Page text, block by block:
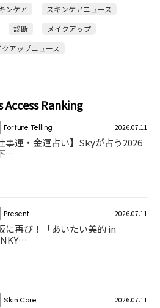
ンケア
スキンケアニュース
診断
メイクアップ
クアップニュース
Access Ranking
Fortune Telling 2026.07.11
事運・金運占い】Skyが占う2026
…
Present 2026.07.11
に再び！「あいたい美的 in
Skin Care 2026.07.11